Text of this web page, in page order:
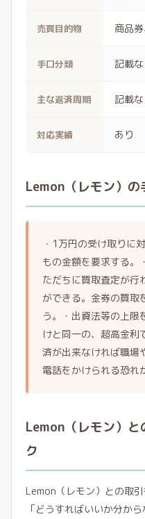
売買目的物 商品
手口分類 記載
主な返済周期 記載
対応実績 あり
Lemon（レモン）
・1万円の受け取りに
もの金額を要求する。
ただちに買取査定が行
ができる。金券の買取
う。・出資法等の上限
けと同一の、超高金利
済が出来なければ職場
電話をかけられる恐れ
Lemon（レモン）と
ク
Lemon（レモン）との取
「どうすればいいか分か